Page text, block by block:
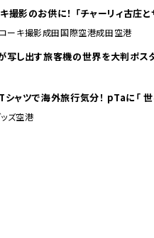
撮影のお供に！ 「チャーリィ古庄
ーキ撮影成田国際空港成田空港
写し出す旅客機の世界を大判ポス
この夏は空港コー
ズ空港